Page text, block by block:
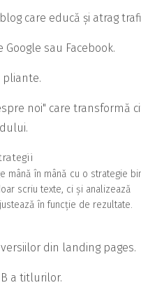
care educă și atrag
Google sau Facebook.
pliante.
noi" care transformă
mână în mână cu o strategie
scriu texte, ci și analizează
în funcție de rezultate.
din landing pages.
a titlurilor.